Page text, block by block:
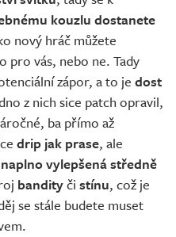
kouzlu dostanete
nový hráč můžete
pro vás, nebo ne. Tady
zápor, a to jedost
z nich sice patch opravil,
ba přímo až
drip jak prase, ale
naplno vylepšená středně
bandityči stínu, což je
se stále budete muset